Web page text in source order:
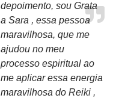
depoimento, sou Grata
a Sara , essa pessoa
maravilhosa, que me
ajudou no meu
processo espiritual ao
me aplicar essa energia
maravilhosa do Reiki ,